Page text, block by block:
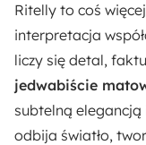
Wykończenie
Matowe
Wykończenie
Matowe
Ritelly to coś
interpretacja
liczy się detal,
jedwabiście
subtelną elegancją
odbija światło,